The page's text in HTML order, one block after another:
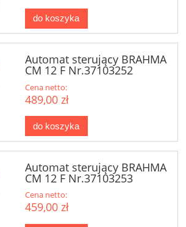
do koszyka
Automat sterujący BRAHMA
CM 12 F Nr.37103252
Cena netto:
489,00 zł
do koszyka
Automat sterujący BRAHMA
CM 12 F Nr.37103253
Cena netto:
459,00 zł